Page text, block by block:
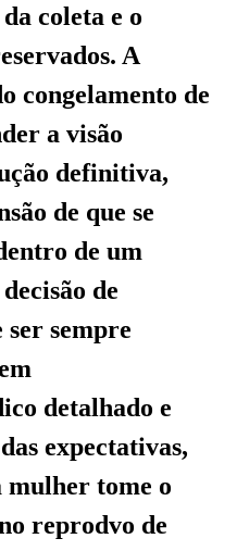
coleta e o
A
congelamento de
a visão
definitiva,
de que se
de um
de
ser sempre
detalhado e
expectativas,
tome o
reprodvo de